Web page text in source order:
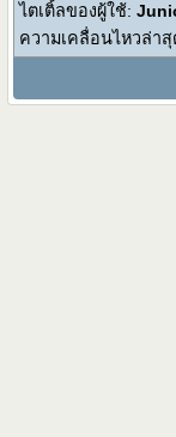
ไตเติ้ลของผู้ใช้:
ความเคลื่อนไหวล่าสุ